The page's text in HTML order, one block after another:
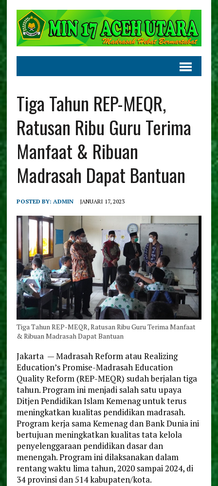
Tiga Tahun REP-MEQR,
Ratusan Ribu Guru Terima
Manfaat & Ribuan
Madrasah Dapat Bantuan
POSTED BY: ADMIN JANUARI 17, 2023
Tiga Tahun REP-MEQR, Ratusan Ribu Guru Terima Manfaat
& Ribuan Madrasah Dapat Bantuan
Jakarta — Madrasah Reform atau Realizing
Education’s Promise-Madrasah Education
Quality Reform (REP-MEQR) sudah berjalan tiga
tahun. Program ini menjadi salah satu upaya
Ditjen Pendidikan Islam Kemenag untuk terus
meningkatkan kualitas pendidikan madrasah.
Program kerja sama Kemenag dan Bank Dunia ini
bertujuan meningkatkan kualitas tata kelola
penyelenggaraan pendidikan dasar dan
menengah. Program ini dilaksanakan dalam
rentang waktu lima tahun, 2020 sampai 2024, di
34 provinsi dan 514 kabupaten/kota.